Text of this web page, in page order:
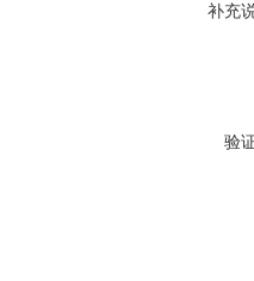
补充
验